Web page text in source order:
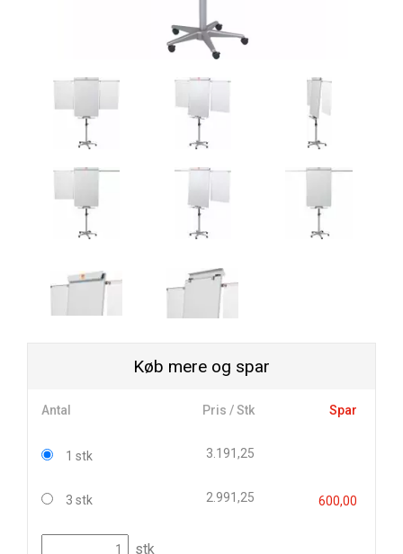
Køb mere og spar
Antal Pris / Stk Spar
1 stk 3.191,25
3 stk 2.991,25 600,00
stk